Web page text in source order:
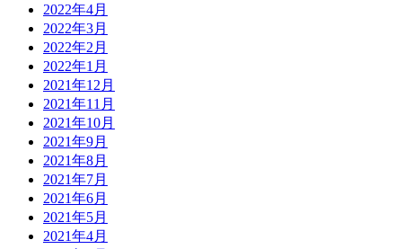
2022年4月
2022年3月
2022年2月
2022年1月
2021年12月
2021年11月
2021年10月
2021年9月
2021年8月
2021年7月
2021年6月
2021年5月
2021年4月